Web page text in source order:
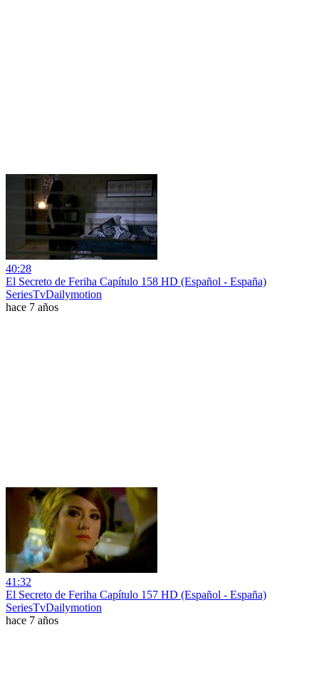
40:28
El Secreto de Feriha Capítulo 158 HD (Español - España)
SeriesTvDailymotion
hace 7 años
41:32
El Secreto de Feriha Capítulo 157 HD (Español - España)
SeriesTvDailymotion
hace 7 años